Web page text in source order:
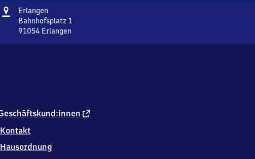
Adresse
Erlangen
Bahnhofsplatz 1
91054 Erlangen
4
externer
Kontakt
Hausordnung